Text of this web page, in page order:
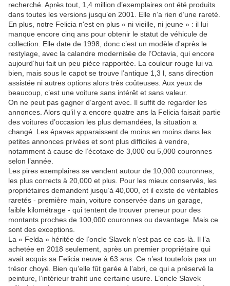
recherché. Après tout, 1,4 million d’exemplaires ont été produits
dans toutes les versions jusqu’en 2001. Elle n’a rien d’une rareté.
En plus, notre Felicia n'est en plus « ni vieille, ni jeune » : il lui
manque encore cinq ans pour obtenir le statut de véhicule de
collection. Elle date de 1998, donc c’est un modèle d'après le
restylage, avec la calandre modernisée de l’Octavia, qui encore
aujourd’hui fait un peu pièce rapportée. La couleur rouge lui va
bien, mais sous le capot se trouve l’antique 1,3 l, sans direction
assistée ni autres options alors très coûteuses. Aux yeux de
beaucoup, c’est une voiture sans intérêt et sans valeur.
On ne peut pas gagner d’argent avec. Il suffit de regarder les
annonces. Alors qu’il y a encore quatre ans la Felicia faisait partie
des voitures d’occasion les plus demandées, la situation a
changé. Les épaves apparaissent de moins en moins dans les
petites annonces privées et sont plus difficiles à vendre,
notamment à cause de l’écotaxe de 3,000 ou 5,000 couronnes
selon l’année.
Les pires exemplaires se vendent autour de 10,000 couronnes,
les plus corrects à 20,000 et plus. Pour les mieux conservés, les
propriétaires demandent jusqu’à 40,000, et il existe de véritables
raretés - première main, voiture conservée dans un garage,
faible kilométrage - qui tentent de trouver preneur pour des
montants proches de 100,000 couronnes ou davantage. Mais ce
sont des exceptions.
La « Felda » héritée de l’oncle Slavek n’est pas ce cas‑là. Il l’a
achetée en 2018 seulement, après un premier propriétaire qui
avait acquis sa Felicia neuve à 63 ans. Ce n’est toutefois pas un
trésor choyé. Bien qu’elle fût garée à l’abri, ce qui a préservé la
peinture, l’intérieur trahit une certaine usure. L’oncle Slavek